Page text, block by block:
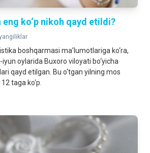
eng ko‘p nikoh qayd etildi?
boshqarmasi ma’lumotlariga ko‘ra,
oylarida Buxoro viloyati bo‘yicha
qayd etilgan. Bu o‘tgan yilning mos
taga ko‘p.